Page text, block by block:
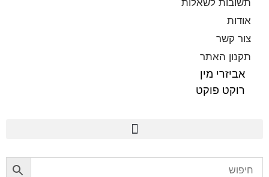
תשובות לשאלות
אודות
צור קשר
תקנון האתר
אביזרי מין
רוקט פוקט